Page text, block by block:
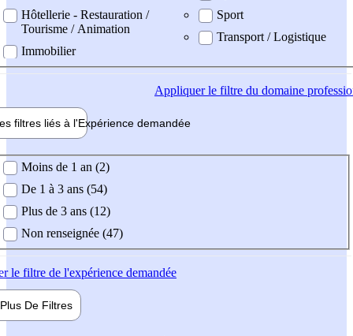
Hôtellerie - Restauration /
Tourisme / Animation
Immobilier
Sport
Transport / Logistique
Appliquerle filtre du domaine
filtres liés à l'Expérience demandée
demandée
Moins de 1 an (2)
De 1 à 3 ans (54)
Plus de 3 ans (12)
Non renseignée (47)
le filtre de l'expérience demandée
Plus De Filtres